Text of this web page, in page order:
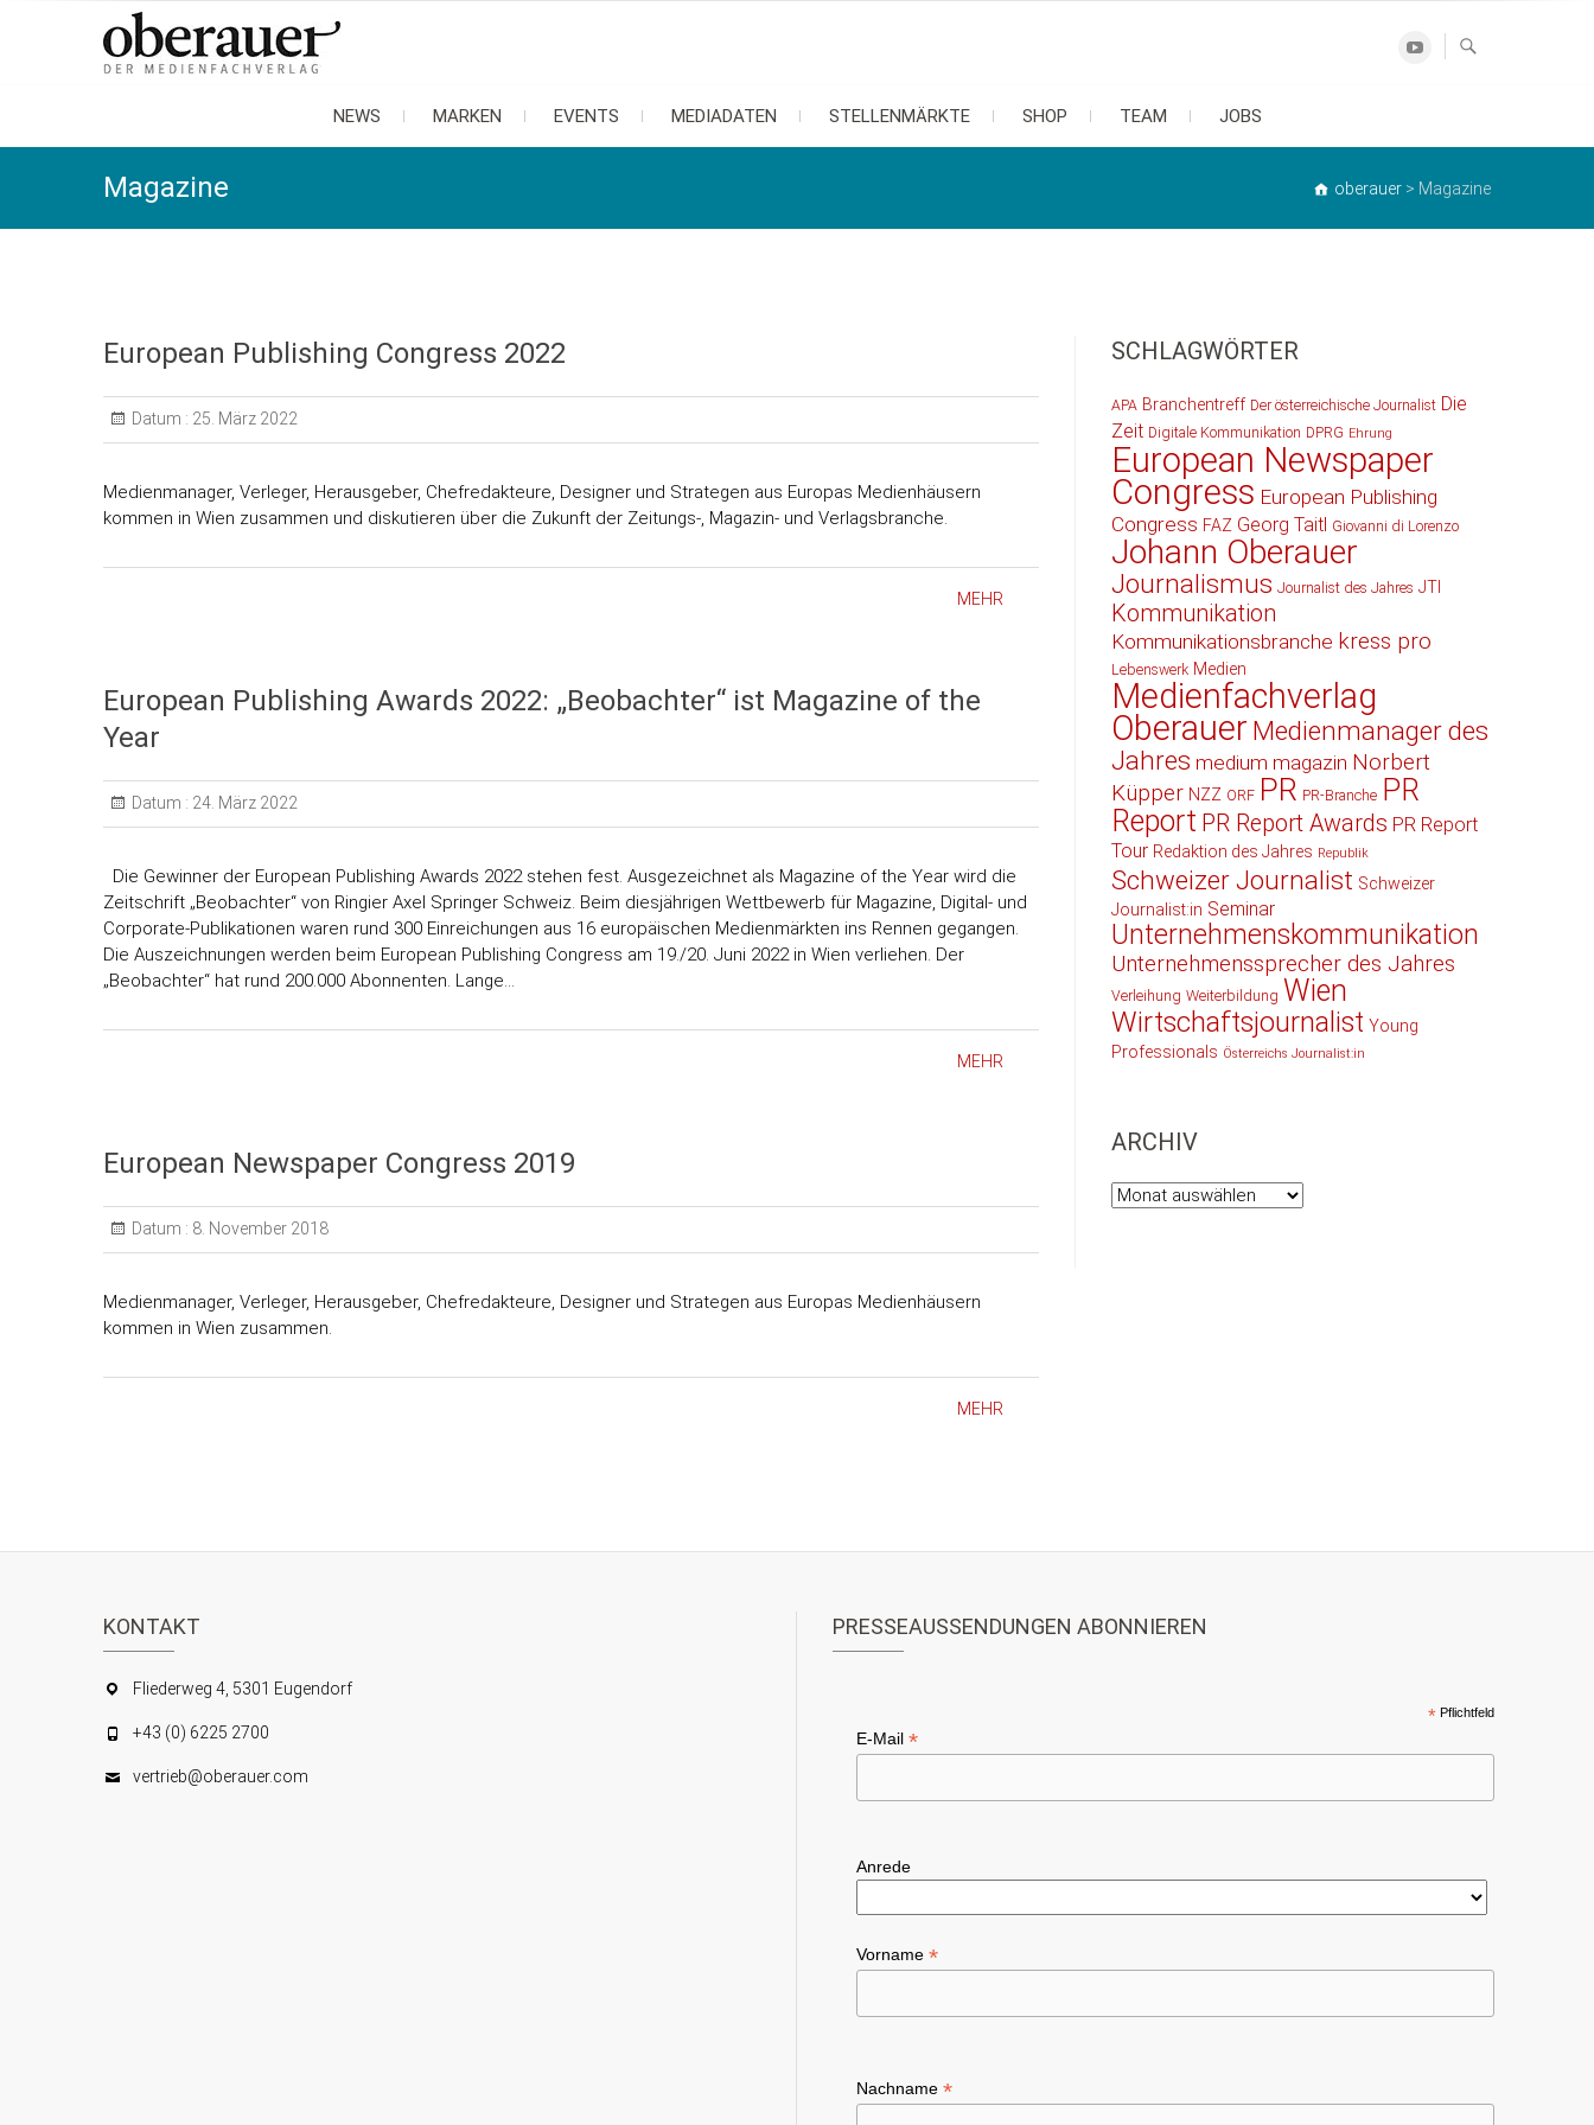
oberauer
der medienfachverlag Youtube
NEWS MARKEN EVENTS MEDIADATEN STELLENMÄRKTE SHOP TEAM JOBS
Magazine oberauer > Magazine
European Publishing Congress 2022
Datum : 25. März 2022
Medienmanager, Verleger, Herausgeber, Chefredakteure, Designer und Strategen aus Europas Medienhäusern
kommen in Wien zusammen und diskutieren über die Zukunft der Zeitungs-, Magazin- und Verlagsbranche.
MEHR
European Publishing Awards 2022: „Beobachter“ ist Magazine of the
Year
Datum : 24. März 2022
Die Gewinner der European Publishing Awards 2022 stehen fest. Ausgezeichnet als Magazine of the Year wird die
Zeitschrift „Beobachter“ von Ringier Axel Springer Schweiz. Beim diesjährigen Wettbewerb für Magazine, Digital- und
Corporate-Publikationen waren rund 300 Einreichungen aus 16 europäischen Medienmärkten ins Rennen gegangen.
Die Auszeichnungen werden beim European Publishing Congress am 19./20. Juni 2022 in Wien verliehen. Der
„Beobachter“ hat rund 200.000 Abonnenten. Lange…
MEHR
European Newspaper Congress 2019
Datum : 8. November 2018
Medienmanager, Verleger, Herausgeber, Chefredakteure, Designer und Strategen aus Europas Medienhäusern
kommen in Wien zusammen.
MEHR
SCHLAGWÖRTER
APA Branchentreff Der österreichische Journalist Die
Zeit Digitale Kommunikation DPRG Ehrung
European Newspaper
Congress European Publishing
Congress FAZ Georg Taitl Giovanni di Lorenzo
Johann Oberauer
Journalismus Journalist des Jahres JTI
Kommunikation
Kommunikationsbranche kress pro
Lebenswerk Medien
Medienfachverlag
Oberauer Medienmanager des
Jahres medium magazin Norbert
Küpper NZZ ORF PR PR-Branche PR
Report PR Report Awards PR Report
Tour Redaktion des Jahres Republik
Schweizer Journalist Schweizer
Journalist:in Seminar
Unternehmenskommunikation
Unternehmenssprecher des Jahres
Verleihung Weiterbildung Wien
Wirtschaftsjournalist Young
Professionals Österreichs Journalist:in
ARCHIV
Archiv
KONTAKT
Fliederweg 4, 5301 Eugendorf
+43 (0) 6225 2700
vertrieb@oberauer.com
PRESSEAUSSENDUNGEN ABONNIEREN
*Pflichtfeld
E-Mail *
Anrede
Vorname *
Nachname *